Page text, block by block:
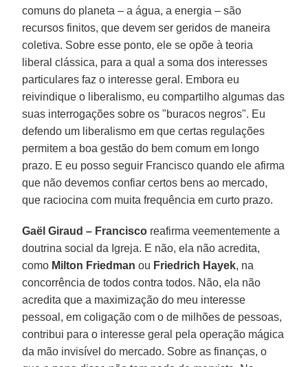
comuns do planeta – a água, a energia – são
recursos finitos, que devem ser geridos de maneira
coletiva. Sobre esse ponto, ele se opõe à teoria
liberal clássica, para a qual a soma dos interesses
particulares faz o interesse geral. Embora eu
reivindique o liberalismo, eu compartilho algumas das
suas interrogações sobre os "buracos negros". Eu
defendo um liberalismo em que certas regulações
permitem a boa gestão do bem comum em longo
prazo. E eu posso seguir Francisco quando ele afirma
que não devemos confiar certos bens ao mercado,
que raciocina com muita frequência em curto prazo.
Gaël Giraud – Francisco reafirma veementemente a
doutrina social da Igreja. E não, ela não acredita,
como Milton Friedman ou Friedrich Hayek, na
concorrência de todos contra todos. Não, ela não
acredita que a maximização do meu interesse
pessoal, em coligação com o de milhões de pessoas,
contribui para o interesse geral pela operação mágica
da mão invisível do mercado. Sobre as finanças, o